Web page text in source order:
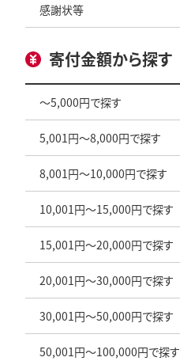
感謝状等
寄付金額から探す
～5,000円で探す
5,001円～8,000円で探す
8,001円～10,000円で探す
10,001円～15,000円で探す
15,001円～20,000円で探す
20,001円～30,000円で探す
30,001円～50,000円で探す
50,001円～100,000円で探す